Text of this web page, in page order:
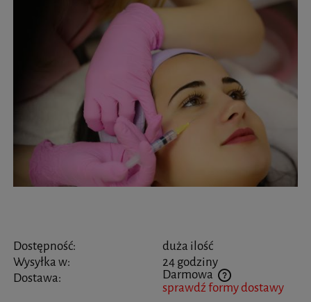
Dostępność:
duża ilość
Wysyłka w:
24 godziny
Dostawa:
Darmowa
Cena nie zawiera ewentualnych kosztów płatnościsprawdź formy dostawy